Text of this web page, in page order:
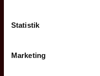
Statistik
Marketing
MiBa, HAIBA og det